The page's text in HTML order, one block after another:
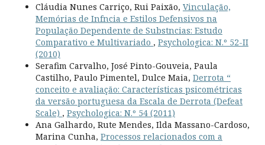
Cláudia Nunes Carriço, Rui Paixão, Vinculação,
Memórias de Infncia e Estilos Defensivos na
População Dependente de Substncias: Estudo
Comparativo e Multivariado , Psychologica: N.º 52-II
(2010)
Serafim Carvalho, José Pinto-Gouveia, Paula
Castilho, Paulo Pimentel, Dulce Maia, Derrota “
conceito e avaliação: Características psicométricas
da versão portuguesa da Escala de Derrota (Defeat
Scale) , Psychologica: N.º 54 (2011)
Ana Galhardo, Rute Mendes, Ilda Massano-Cardoso,
Marina Cunha, Processos relacionados com a